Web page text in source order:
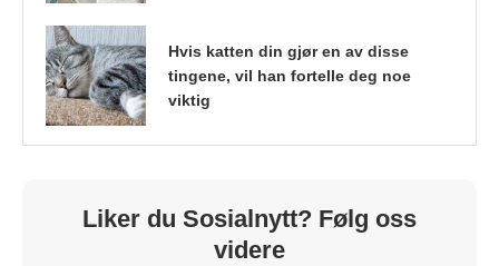
Hvis katten din gjør en av disse
tingene, vil han fortelle deg noe
viktig
Liker du Sosialnytt? Følg oss
videre